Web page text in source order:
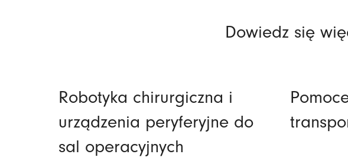
Dowiedz się
Robotyka chirurgiczna i
urządzenia peryferyjne do
sal operacyjnych